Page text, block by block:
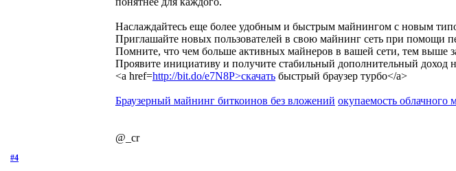
Наслаждайтесь еще более удобным и быстрым майнингом с новым
Приглашайте новых пользователей в свою майнинг сеть при помощи
Помните, что чем больше активных майнеров в вашей сети, тем выше
Проявите инициативу и получите стабильный дополнительный доход
<a href=http://bit.do/e7N8P>скачать быстрый браузер турбо</a>
Браузерный майнинг биткоинов без вложений окупаемость облачного
@_cr
#4